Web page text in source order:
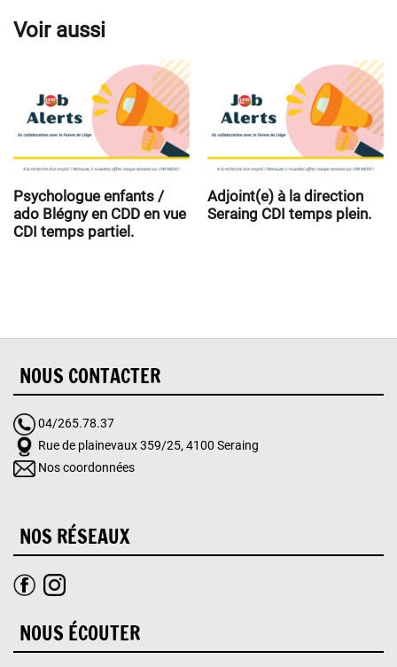
Voir aussi
Psychologue enfants /
ado Blégny en CDD en vue
CDI temps partiel.
Adjoint(e) à la direction
Seraing CDI temps plein.
NOUS CONTACTER
04/265.78.37
Rue de plainevaux 359/25, 4100 Seraing
Nos coordonnées
NOS RÉSEAUX
NOUS ÉCOUTER